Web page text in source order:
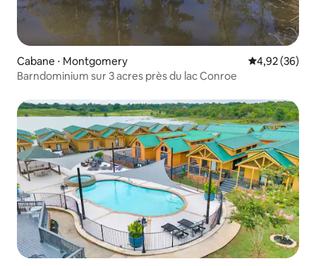
Cabane ⋅ Montgomery Évaluation
4,92 (36)
Barndominium sur 3 acres près du lac Conroe